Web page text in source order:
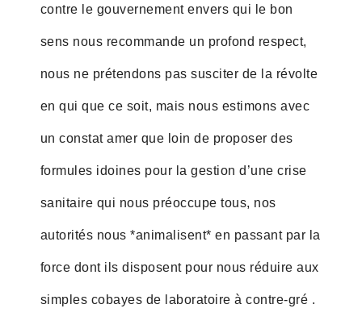
contre le gouvernement envers qui le bon
sens nous recommande un profond respect,
nous ne prétendons pas susciter de la révolte
en qui que ce soit, mais nous estimons avec
un constat amer que loin de proposer des
formules idoines pour la gestion d’une crise
sanitaire qui nous préoccupe tous, nos
autorités nous *animalisent* en passant par la
force dont ils disposent pour nous réduire aux
simples cobayes de laboratoire à contre-gré .